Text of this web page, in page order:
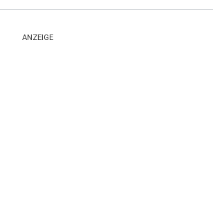
ANZEIGE